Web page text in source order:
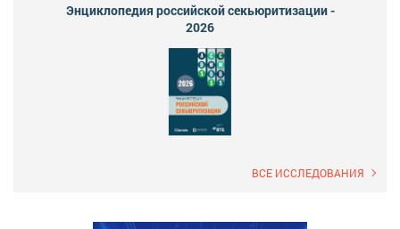
Энциклопедия российской секьюритизации -
2026
ВСЕ ИССЛЕДОВАНИЯ